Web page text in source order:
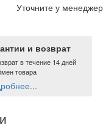
Уточните у
и возврат
в течение 14 дней
товара